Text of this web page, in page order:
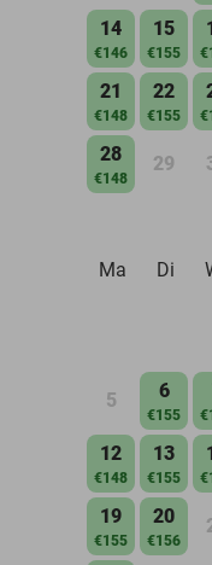
14
€146
15
€155
21
€148
22
€155
28
€148
29
Ma
Di
5 6
€155
12
€148
13
€155
19
€155
20
€156